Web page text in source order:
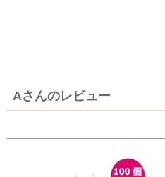
Aさんのレビュー